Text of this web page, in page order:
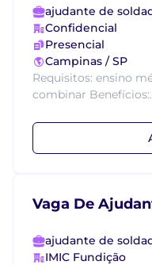
ajudante de
Confidencial
Presencial
Campinas / SP
Requisitos: ensino
combinar
Vaga De
ajudante de
IMIC Fundição